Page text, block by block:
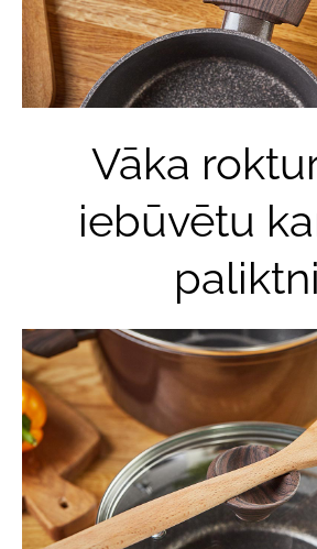
Vāka
iebūvētu
paliktni